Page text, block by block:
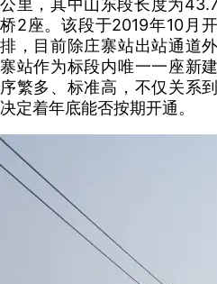
公里，其中山东段长度为
桥2座。该段于2019年10月
排，目前除庄寨站出站通道
寨站作为标段内唯一一座新
序繁多、标准高，不仅关系
决定着年底能否按期开通。